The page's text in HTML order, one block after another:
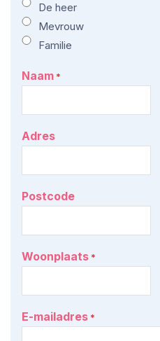
De heer
Mevrouw
Familie
Naam *
Adres
Postcode
Woonplaats *
E-mailadres *